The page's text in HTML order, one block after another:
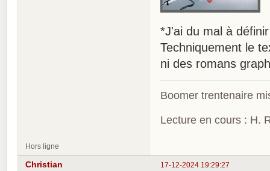
*J'ai du mal à
Techniquement le
ni des romans
Boomer trentenaire
Lecture en cours : H.
Hors ligne
17-12-2024 19:29:27
Christian